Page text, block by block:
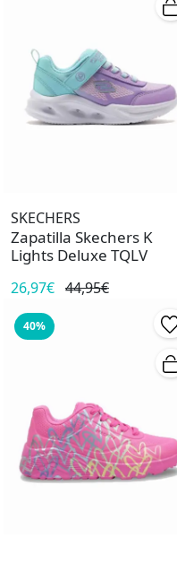
SKECHERS
Zapatilla Skechers K
Lights Deluxe TQLV
26,97€ 44,95€
40%